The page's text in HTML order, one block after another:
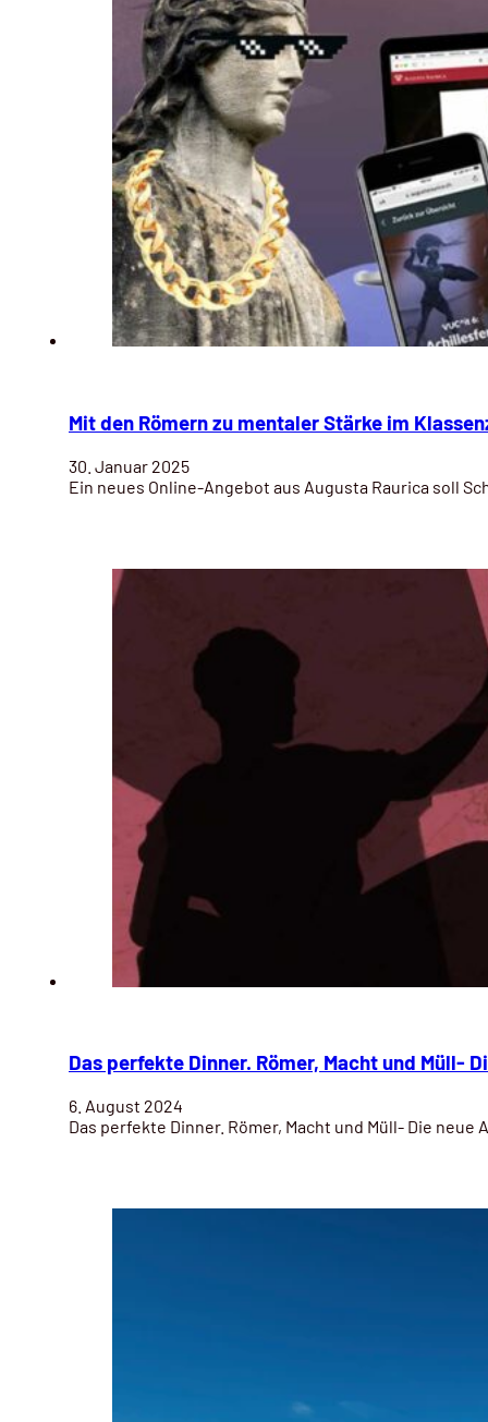
Mit den Römern zu mentaler Stärke im
30. Januar 2025
Ein neues Online-Angebot aus Augusta Raurica soll
Das perfekte Dinner. Römer, Macht und Müll-
6. August 2024
Das perfekte Dinner. Römer, Macht und Müll- Die